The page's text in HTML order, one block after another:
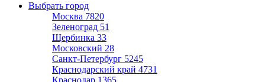
Выбрать город
Москва 7820
Зеленоград 51
Щербинка 33
Московский 28
Санкт-Петербург 5245
Краснодарский край 4731
Краснодар 1365